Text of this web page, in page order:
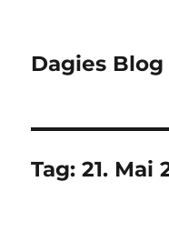
Dagies Blog
Tag:21. Mai